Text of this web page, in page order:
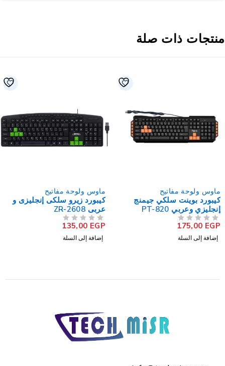
ذات صلة
ماوس ولوحة مفاتيح
كيبورد بوينت سلكي جيمنج
إنجليزي وعربي PT-820
175,00EGP
إضافة إلى السلة
ماوس ولوحة مفاتيح
كيبورد زيرو سلكى إنجليزى و
عربى ZR-2608
135,00EGP
إضافة إلى السلة